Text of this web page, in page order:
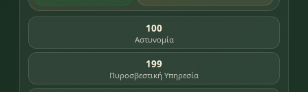
100
Αστυνομία
199
Πυροσβεστική Υπηρεσία